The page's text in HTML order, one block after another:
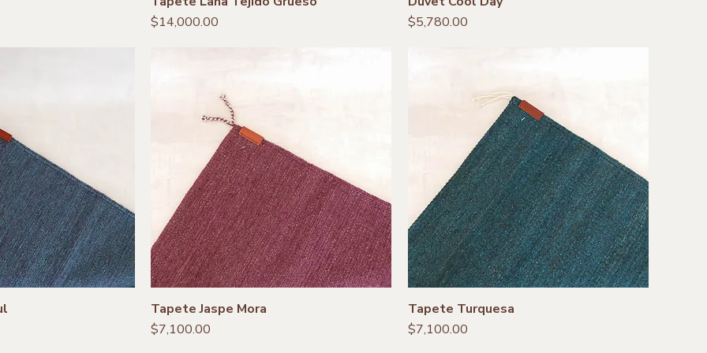
Precio
$14,000.00
Precio
$5,780.00
Tapete Jaspe Mora
Precio
$7,100.00
Tapete Turquesa
Precio
$7,100.00